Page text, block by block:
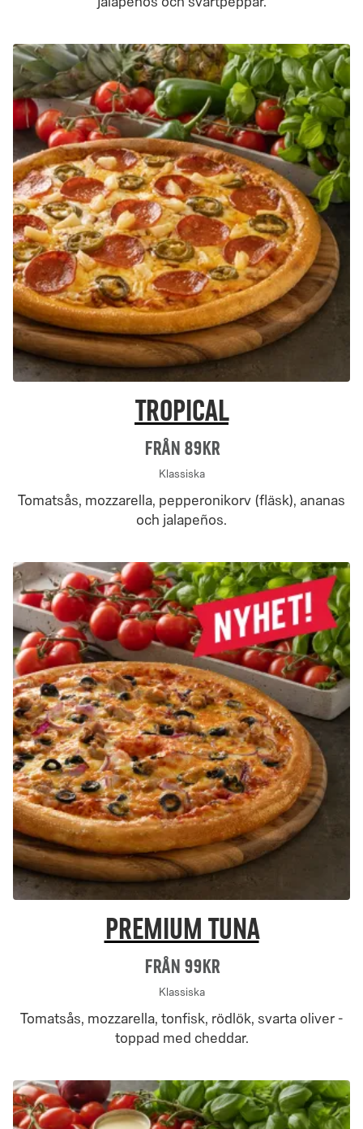
Tropical
Från 89Kr
Klassiska
Tomatsås, mozzarella, pepperonikorv (fläsk), ananas
och jalapeños.
Premium Tuna
Från 99Kr
Klassiska
Tomatsås, mozzarella, tonfisk, rödlök, svarta oliver -
toppad med cheddar.